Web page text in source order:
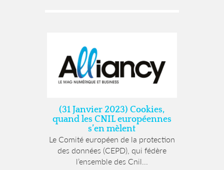
(31 Janvier 2023) Cookies,
quand les CNIL européennes
s’en mèlent
Le Comité européen de la protection
des données (CEPD), qui fédère
l’ensemble des Cnil...